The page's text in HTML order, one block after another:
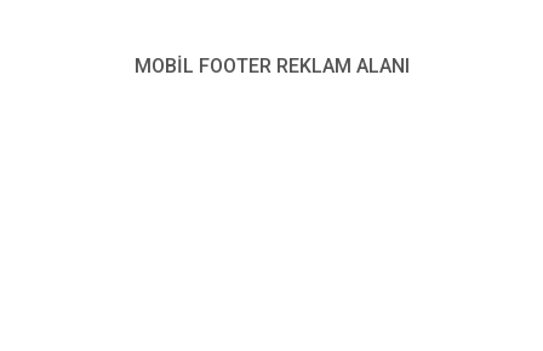
aşabileceğini hem de toplumu daha da
MOBİL FOOTER REKLAM ALANI